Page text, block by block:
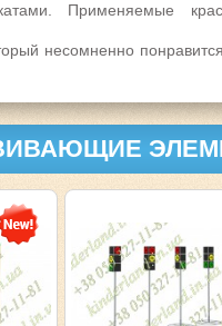
Применяемые
несомненно